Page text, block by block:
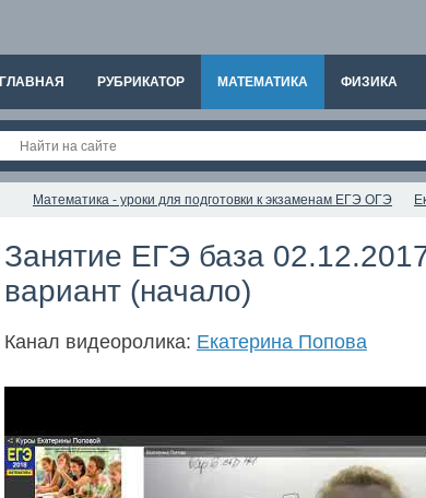
ГЛАВНАЯ РУБРИКАТОР МАТЕМАТИКА ФИЗИКА
Математика - уроки для подготовки к экзаменам ЕГЭ ОГЭ
Занятие ЕГЭ база
вариант (начало)
Канал видеоролика: Екатерина Попова